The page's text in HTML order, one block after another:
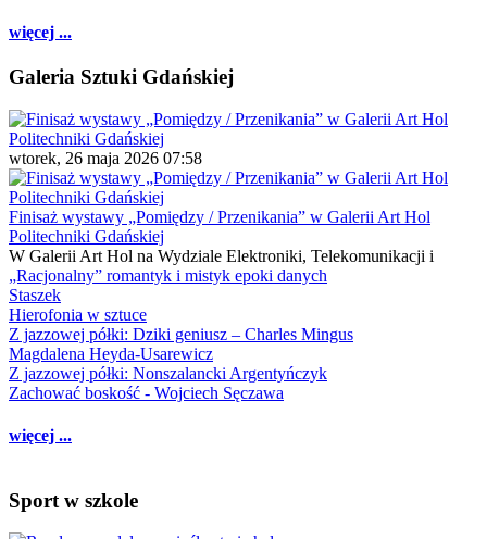
więcej ...
Galeria Sztuki Gdańskiej
wtorek, 26 maja 2026 07:58
Finisaż wystawy „Pomiędzy / Przenikania” w Galerii Art Hol
Politechniki Gdańskiej
W Galerii Art Hol na Wydziale Elektroniki, Telekomunikacji i
„Racjonalny” romantyk i mistyk epoki danych
Staszek
Hierofonia w sztuce
Z jazzowej półki: Dziki geniusz – Charles Mingus
Magdalena Heyda-Usarewicz
Z jazzowej półki: Nonszalancki Argentyńczyk
Zachować boskość - Wojciech Sęczawa
więcej ...
Sport w szkole